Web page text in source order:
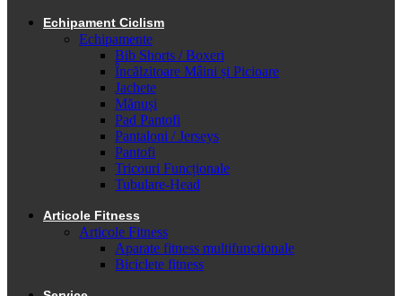
Echipament Ciclism
Echipamente
Bib Shorts / Boxeri
Încălzitoare Mâini și Picioare
Jachete
Mănuși
Pad Pantofi
Pantaloni / Jerseys
Pantofi
Tricouri Funcționale
Tubulare-Head
Articole Fitness
Articole Fitness
Aparate fitness multifunctionale
Biciclete fitness